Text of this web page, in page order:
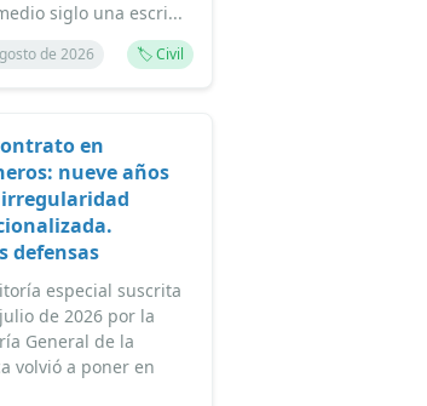
siglo una escri...
de 2026 🏷️ Civil
en
nueve años
defensas
especial suscrita
de 2026 por la
General de la
volvió a poner en